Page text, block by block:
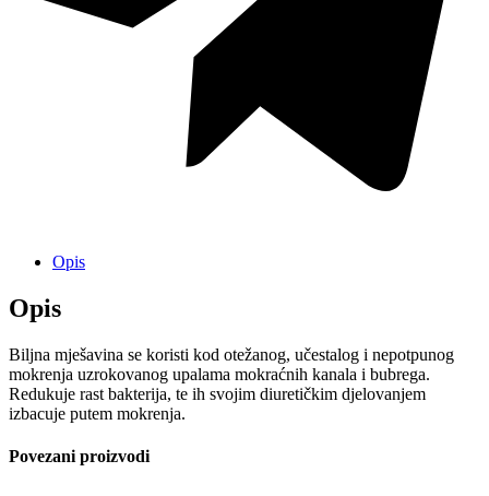
Opis
Opis
Biljna mješavina se koristi kod otežanog, učestalog i nepotpunog
mokrenja uzrokovanog upalama mokraćnih kanala i bubrega.
Redukuje rast bakterija, te ih svojim diuretičkim djelovanjem
izbacuje putem mokrenja.
Povezani proizvodi